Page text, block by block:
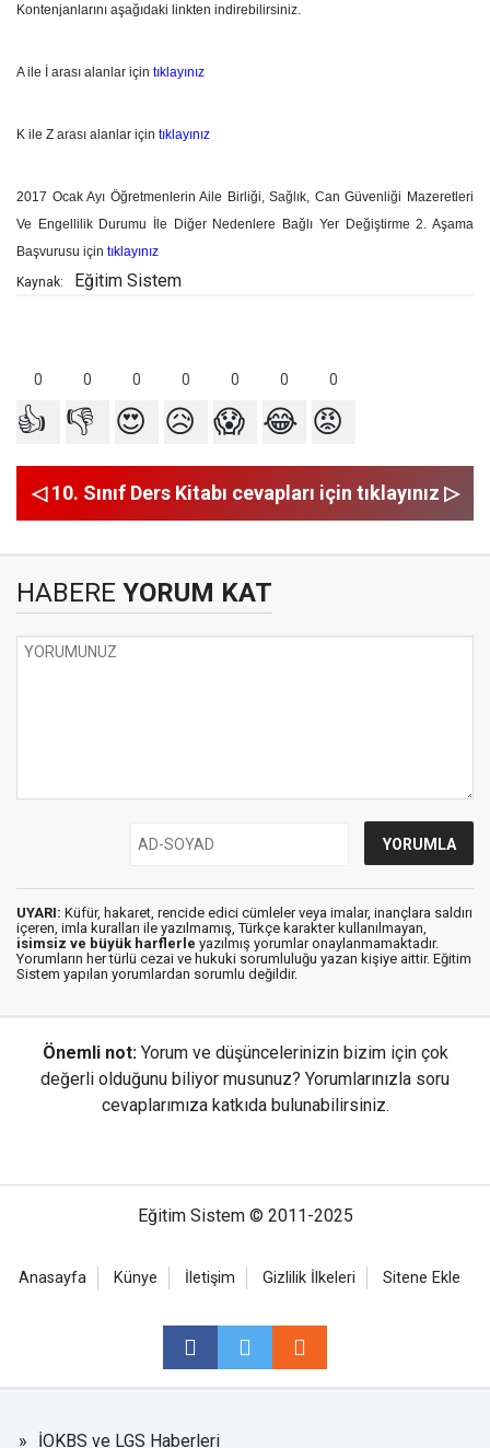
Kontenjanlarını aşağıdaki linkten indirebilirsiniz.
A ile İ arası alanlar için tıklayınız
K ile Z arası alanlar için tıklayınız
2017 Ocak Ayı Öğretmenlerin Aile Birliği, Sağlık, Can Güvenliği Mazeretleri
Ve Engellilik Durumu İle Diğer Nedenlere Bağlı Yer Değiştirme 2. Aşama
Başvurusu için tıklayınız
Kaynak:
Eğitim Sistem
0 0 0 0 0 0 0
👍 👎 😍 😥 😱 😂 😡
◁ 10. Sınıf Ders Kitabı cevapları için tıklayınız ▷
HABERE YORUM KAT
UYARI: Küfür, hakaret, rencide edici cümleler veya imalar, inançlara saldırı
içeren, imla kuralları ile yazılmamış, Türkçe karakter kullanılmayan,
isimsiz ve büyük harflerle yazılmış yorumlar onaylanmamaktadır.
Yorumların her türlü cezai ve hukuki sorumluluğu yazan kişiye aittir. Eğitim
Sistem yapılan yorumlardan sorumlu değildir.
Önemli not: Yorum ve düşüncelerinizin bizim için çok
değerli olduğunu biliyor musunuz? Yorumlarınızla soru
cevaplarımıza katkıda bulunabilirsiniz.
Eğitim Sistem © 2011-2025
Anasayfa Künye İletişim Gizlilik İlkeleri Sitene Ekle
İOKBS ve LGS Haberleri